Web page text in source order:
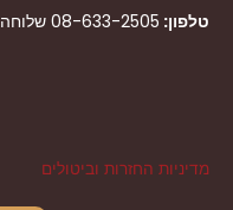
טלפון: 08-633-2505 שלוחה 3
מדיניות החזרות וביטולים